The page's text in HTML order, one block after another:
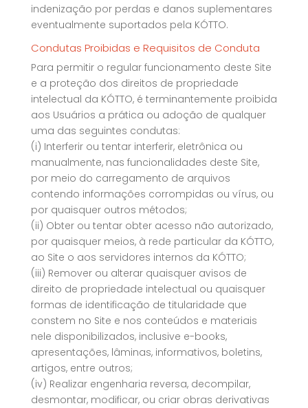
indenização por perdas e danos suplementares
eventualmente suportados pela KÓTTO.
Condutas Proibidas e Requisitos de Conduta
Para permitir o regular funcionamento deste Site
e a proteção dos direitos de propriedade
intelectual da KÓTTO, é terminantemente proibida
aos Usuários a prática ou adoção de qualquer
uma das seguintes condutas:
(i) Interferir ou tentar interferir, eletrônica ou
manualmente, nas funcionalidades deste Site,
por meio do carregamento de arquivos
contendo informações corrompidas ou vírus, ou
por quaisquer outros métodos;
(ii) Obter ou tentar obter acesso não autorizado,
por quaisquer meios, à rede particular da KÓTTO,
ao Site o aos servidores internos da KÓTTO;
(iii) Remover ou alterar quaisquer avisos de
direito de propriedade intelectual ou quaisquer
formas de identificação de titularidade que
constem no Site e nos conteúdos e materiais
nele disponibilizados, inclusive e-books,
apresentações, lâminas, informativos, boletins,
artigos, entre outros;
(iv) Realizar engenharia reversa, decompilar,
desmontar, modificar, ou criar obras derivativas